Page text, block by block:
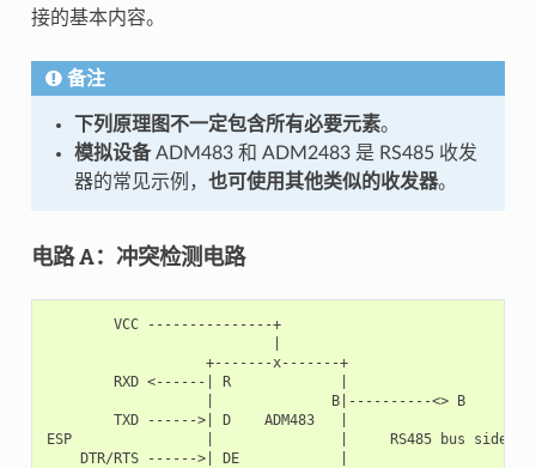
接的基本内容。
备注
下列原理图不一定包含所有必要元素。
模拟设备ADM483 和 ADM2483 是 RS485 收发
器的常见示例， 也可使用其他类似的收发器。
电路 A：冲突检测电路
        VCC ---------------+
                   +-------x-------+
        RXD <------| R             |
                   |              B|----------<> B
        TXD ------>| D    ADM483   |
ESP                |               |     RS485 bus side
    DTR/RTS ------>| DE            |